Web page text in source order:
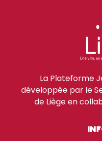
La Plateforme
développée par le
de Liège en